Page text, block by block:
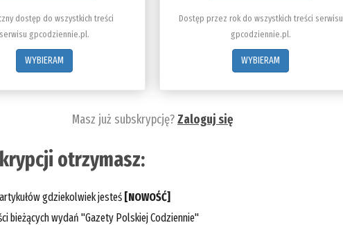
dostęp do wszystkich treści
serwisu gpcodziennie.pl.
WYBIERAM
Dostęp przez rok do wszystkich treści serwisu
gpcodziennie.pl.
WYBIERAM
Masz już subskrypcję?Zaloguj się
otrzymasz:
gdziekolwiek jesteś [NOWOŚĆ]
bieżących wydań "Gazety Polskiej Codziennie"